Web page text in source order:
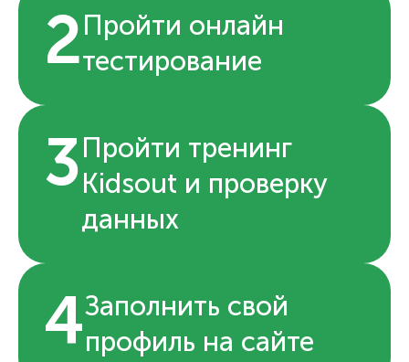
2Пройти онлайн
тестирование
3Пройти тренинг
Kidsout и проверку
данных
4Заполнить свой
профиль на сайте